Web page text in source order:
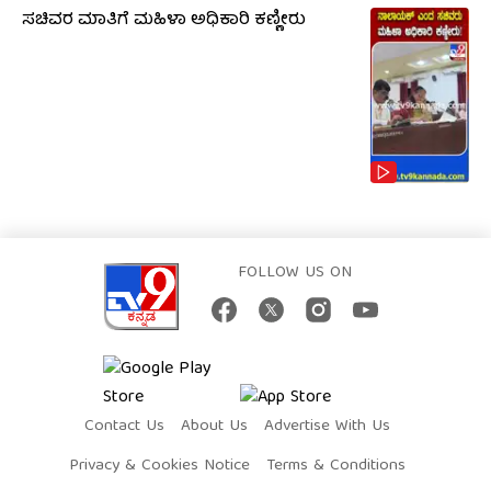
ಸಚಿವರ ಮಾತಿಗೆ ಮಹಿಳಾ ಅಧಿಕಾರಿ ಕಣ್ಣೀರು
FOLLOW US ON
Contact Us About Us
Advertise With Us
Privacy & Cookies Notice
Terms & Conditions